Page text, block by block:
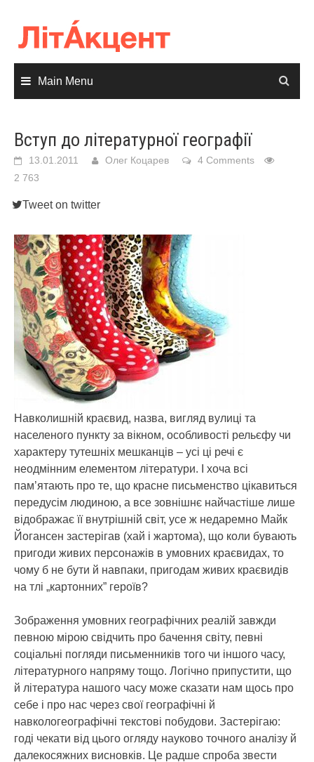
content
Main Menu
Вступ до літературної географії
13.01.2011 Олег Коцарев
4 Comments
2 763
Tweet on twitter
Навколишній краєвид, назва, вигляд вулиці та
населеного пункту за вікном, особливості рельєфу чи
характеру тутешніх мешканців – усі ці речі є
неодмінним елементом літератури. І хоча всі
пам’ятають про те, що красне письменство цікавиться
передусім людиною, а все зовнішнє найчастіше лише
відображає її внутрішній світ, усе ж недаремно Майк
Йогансен застерігав (хай і жартома), що коли бувають
пригоди живих персонажів в умовних краєвидах, то
чому б не бути й навпаки, пригодам живих краєвидів
на тлі „картонних” героїв?
Зображення умовних географічних реалій завжди
певною мірою свідчить про бачення світу, певні
соціальні погляди письменників того чи іншого часу,
літературного напряму тощо. Логічно припустити, що
й література нашого часу може сказати нам щось про
себе і про нас через свої географічні й
навкологеографічні текстові побудови. Застерігаю:
годі чекати від цього огляду науково точного аналізу й
далекосяжних висновків. Це радше спроба звести